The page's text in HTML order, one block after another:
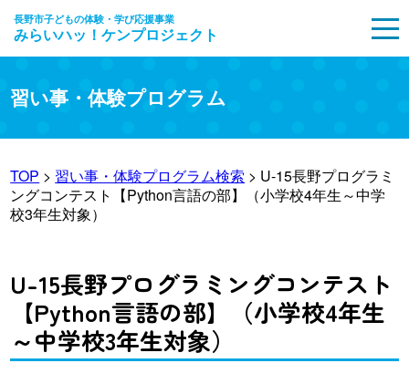
長野市子どもの体験・学び応援事業
みらいハッ！ケンプロジェクト
習い事・体験プログラム
TOP > 習い事・体験プログラム検索 > U-15長野プログラミ
ングコンテスト【Python言語の部】（小学校4年生～中学
校3年生対象）
U-15長野プログラミングコンテスト
【Python言語の部】（小学校4年生
～中学校3年生対象）